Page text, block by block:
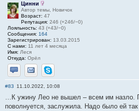
Цинни
Автор темы, Новичок
Возраст: 47
Репутация: 246 (+246/−0)
Лояльность: 43 (+43/−0)
Сообщения: 164
Зарегистрирован: 13.03.2015
С нами: 11 лет 4 месяца
Имя: Леся
Откуда: Орёл
Отправить личное сообщение
Отправить email
Skype
#83 11.10.2022, 10:08
…К ужину Лео не вышел – всем им назло.
поволнуется, заслужила. Надо было ей